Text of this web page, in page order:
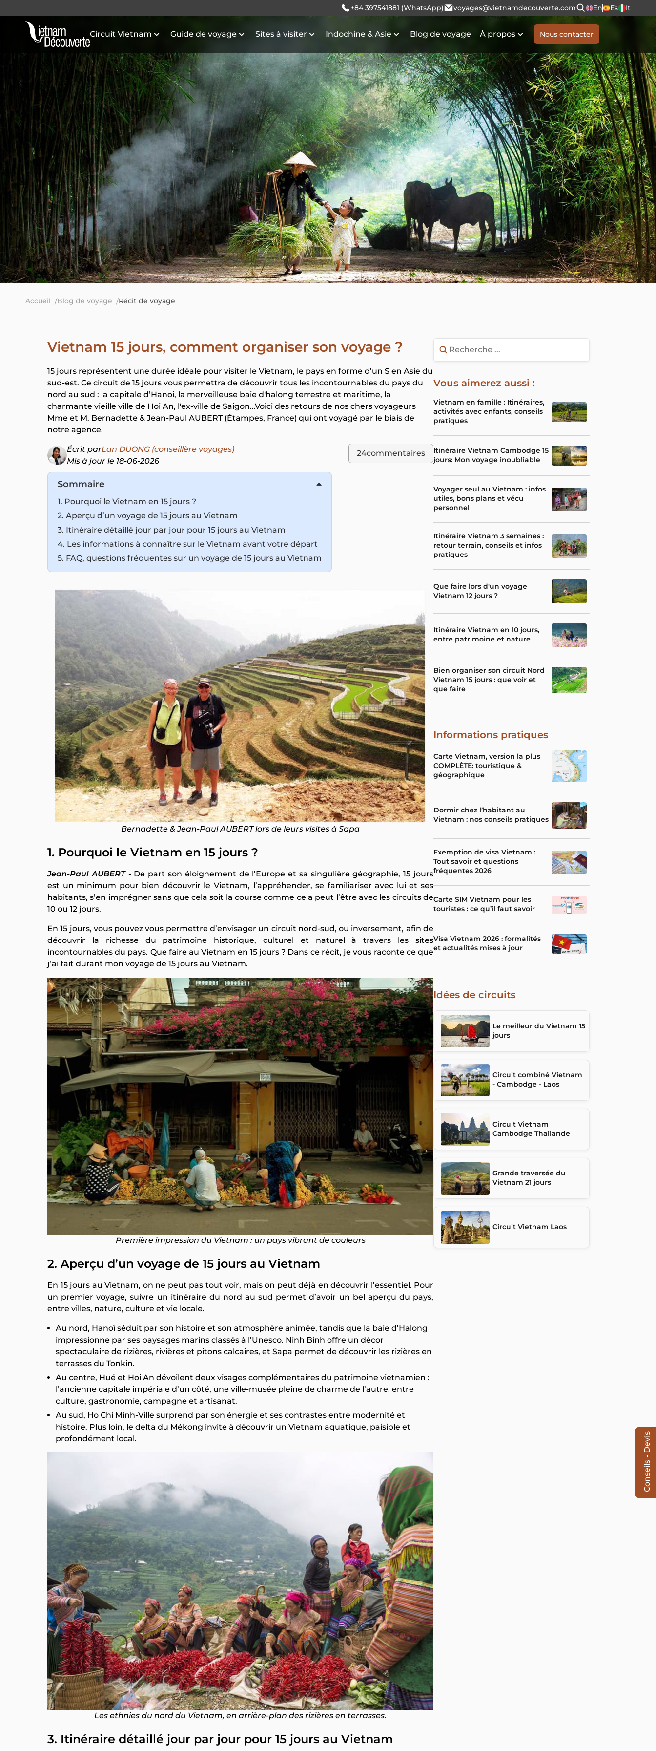
+84 397541881 (WhatsApp) voyages@vietnamdecouverte.com En Es It
Circuit Vietnam Guide de voyage Sites à visiter Indochine & Asie Blog de voyage À propos Nous contacter
Accueil Blog de voyage Récit de voyage
Vietnam 15 jours, comment organiser son voyage ?
15 jours représentent une durée idéale pour visiter le Vietnam, le pays en forme d’un S en Asie du
sud-est. Ce circuit de 15 jours vous permettra de découvrir tous les incontournables du pays du
nord au sud : la capitale d’Hanoi, la merveilleuse baie d'halong terrestre et maritime, la
charmante vieille ville de Hoi An, l'ex-ville de Saigon…Voici des retours de nos chers voyageurs
Mme et M. Bernadette & Jean-Paul AUBERT (Étampes, France) qui ont voyagé par le biais de
notre agence.
Écrit parLan DUONG (conseillère voyages)
Mis à jour le 18-06-2026
24commentaires
Sommaire
1. Pourquoi le Vietnam en 15 jours ?
2. Aperçu d’un voyage de 15 jours au Vietnam
3. Itinéraire détaillé jour par jour pour 15 jours au Vietnam
4. Les informations à connaître sur le Vietnam avant votre départ
5. FAQ, questions fréquentes sur un voyage de 15 jours au Vietnam
Bernadette & Jean-Paul AUBERT lors de leurs visites à Sapa
1. Pourquoi le Vietnam en 15 jours ?
Jean-Paul AUBERT - De part son éloignement de l’Europe et sa singulière géographie, 15 jours
est un minimum pour bien découvrir le Vietnam, l’appréhender, se familiariser avec lui et ses
habitants, s’en imprégner sans que cela soit la course comme cela peut l’être avec les circuits de
10 ou 12 jours.
En 15 jours, vous pouvez vous permettre d’envisager un circuit nord-sud, ou inversement, afin de
découvrir la richesse du patrimoine historique, culturel et naturel à travers les sites
incontournables du pays. Que faire au Vietnam en 15 jours ? Dans ce récit, je vous raconte ce que
j’ai fait durant mon voyage de 15 jours au Vietnam.
Première impression du Vietnam : un pays vibrant de couleurs
2. Aperçu d’un voyage de 15 jours au Vietnam
En 15 jours au Vietnam, on ne peut pas tout voir, mais on peut déjà en découvrir l’essentiel. Pour
un premier voyage, suivre un itinéraire du nord au sud permet d’avoir un bel aperçu du pays,
entre villes, nature, culture et vie locale.
Au nord, Hanoï séduit par son histoire et son atmosphère animée, tandis que la baie d’Halong
impressionne par ses paysages marins classés à l’Unesco. Ninh Binh offre un décor
spectaculaire de rizières, rivières et pitons calcaires, et Sapa permet de découvrir les rizières en
terrasses du Tonkin.
Au centre, Hué et Hoi An dévoilent deux visages complémentaires du patrimoine vietnamien :
l’ancienne capitale impériale d’un côté, une ville-musée pleine de charme de l’autre, entre
culture, gastronomie, campagne et artisanat.
Au sud, Ho Chi Minh-Ville surprend par son énergie et ses contrastes entre modernité et
histoire. Plus loin, le delta du Mékong invite à découvrir un Vietnam aquatique, paisible et
profondément local.
Les ethnies du nord du Vietnam, en arrière-plan des rizières en terrasses.
3. Itinéraire détaillé jour par jour pour 15 jours au Vietnam
Vous aimerez aussi :
Vietnam en famille : Itinéraires,
activités avec enfants, conseils
pratiques
Itinéraire Vietnam Cambodge 15
jours: Mon voyage inoubliable
Voyager seul au Vietnam : infos
utiles, bons plans et vécu
personnel
Itinéraire Vietnam 3 semaines :
retour terrain, conseils et infos
pratiques
Que faire lors d'un voyage
Vietnam 12 jours ?
Itinéraire Vietnam en 10 jours,
entre patrimoine et nature
Bien organiser son circuit Nord
Vietnam 15 jours : que voir et
que faire
Informations pratiques
Carte Vietnam, version la plus
COMPLÈTE: touristique &
géographique
Dormir chez l’habitant au
Vietnam : nos conseils pratiques
Exemption de visa Vietnam :
Tout savoir et questions
fréquentes 2026
Carte SIM Vietnam pour les
touristes : ce qu’il faut savoir
Visa Vietnam 2026 : formalités
et actualités mises à jour
Idées de circuits
Le meilleur du Vietnam 15
jours
Circuit combiné Vietnam
- Cambodge - Laos
Circuit Vietnam
Cambodge Thailande
Grande traversée du
Vietnam 21 jours
Circuit Vietnam Laos
Conseils - Devis